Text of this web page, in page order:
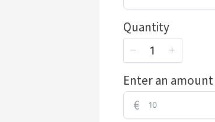
Quantity
Enter an amount
€